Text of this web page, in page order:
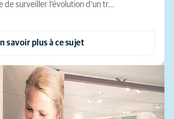
de surveiller l’évolution d’un tr…
savoir plus à ce sujet